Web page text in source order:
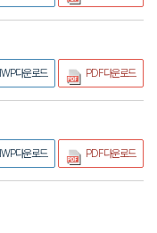
다운로드 PDF다운로드
다운로드 PDF다운로드